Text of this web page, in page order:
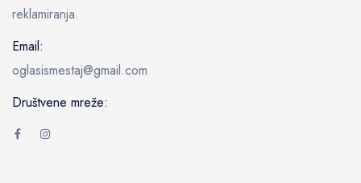
reklamiranja.
Email:
oglasismestaj@gmail.com
Društvene mreže: